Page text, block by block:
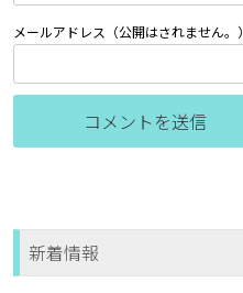
メールアドレス（公開はされません。）
新着情報